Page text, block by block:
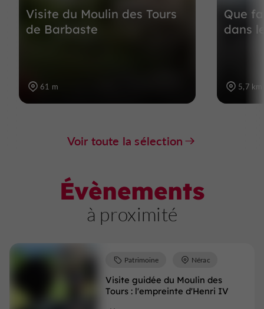
Visite du Moulin des Tours
de Barbaste
61 m
Que
dans
5,7 km
Voir toute la sélection
Évènements
à proximité
Visite guidée du Moulin des
Tours : l'empreinte d'Henri IV
Patrimoine Nérac